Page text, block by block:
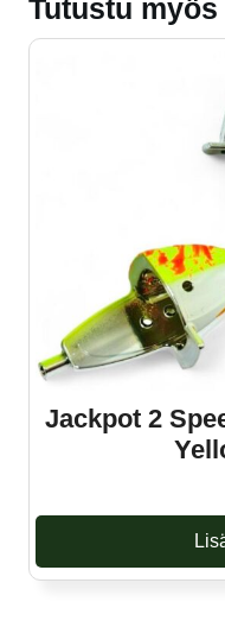
Tutustu myös
Jackpot 2